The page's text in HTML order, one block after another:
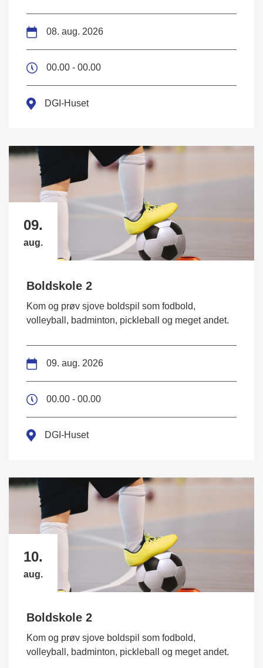
08. aug. 2026
00.00 - 00.00
DGI-Huset
09.
aug.
Boldskole 2
Kom og prøv sjove boldspil som fodbold,
volleyball, badminton, pickleball og meget andet.
09. aug. 2026
00.00 - 00.00
DGI-Huset
10.
aug.
Boldskole 2
Kom og prøv sjove boldspil som fodbold,
volleyball, badminton, pickleball og meget andet.